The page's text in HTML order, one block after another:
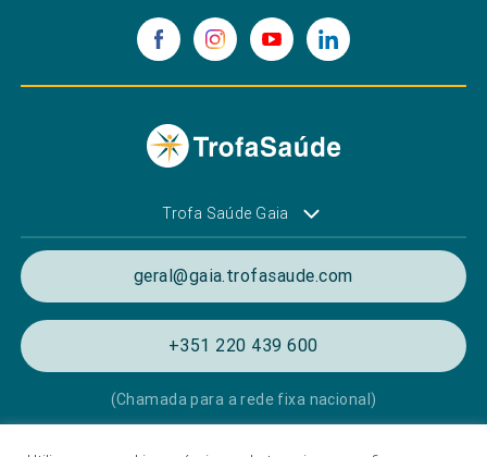
Trofa Saúde Gaia
geral@gaia.trofasaude.com
+351 220 439 600
(Chamada para a rede fixa nacional)